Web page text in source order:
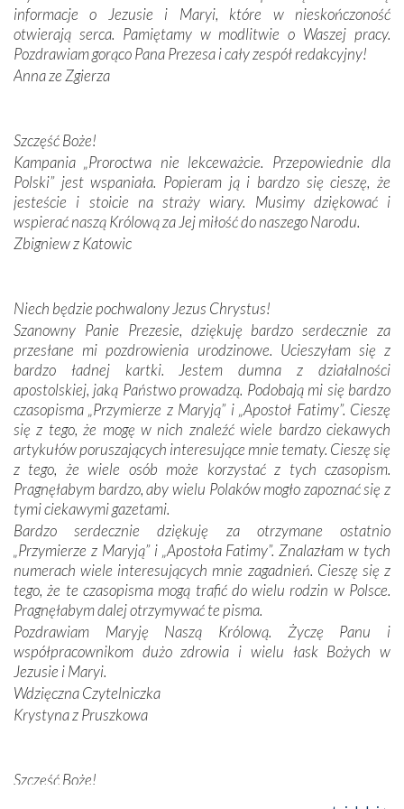
Krzyżową w ich rodzinnych stronach, odwiedziliśmy
domy, w których żyli.
W miejscu objawień Matki Bożej zapaliliśmy świece
Podczas tej kilkudniowej wyprawy na każdym kroku
spotykaliśmy się z serdeczną otwartością
Portugalczyków. Podziwialiśmy ich ludową sztukę i
zwyczaje. Mimo że nasze kraje są od siebie bardzo
oddalone, w żaden sposób nie czuliśmy się obco.
Sprawiła to oczywiście sama Matka Boża, ale też
kulturowa bliskość biorąca swój początek w naszej
mieliśmy okazję przekonać się, że Maryja swoją opieką
otacza nie tylko nasz naród, lecz wszystkie nacje, które
się Jej ufnie oddają, a także każdą osobę, która zawierza
Jej siebie oraz swych bliskich.
Dzieje Portugalii to również historia wierności Bogu i
odstępstw, także w życiu władców. Trudne momenty w
wymiarze tak osobistym, jak i zbiorowym, przypominają o
konieczności ciągłego zabiegania o własną duszę i o łaskę
Opatrzności. Wierność przynosi pomyślność –
przynajmniej w życiu duchowym. Odstępstwo owocuje
nieszczęściem i śmiercią. Te uniwersalne prawdy
przychodziły na myśl, gdy słuchaliśmy opowieści
przewodników o portugalskich monarchach i wodzach,
zwycięskich bitwach i nieszczęśliwych losach grzesznych
kochanków.
Byli tym razem pośród Apostołów Fatimy reprezentanci
każdego spośród żyjących pokoleń. Najmłodszy uczestnik
liczył sobie 13 lat, zaś senior, pan Zdzisław – już 94.
Całe życie marzyłem, by tu przyjechać
Nasza pielgrzymka nie byłaby tak bogata w duchową treść
informacje o Jezusie i Maryi, które w nieskończoność
otwierają serca. Pamiętamy w modlitwie o Waszej pracy.
Pozdrawiam gorąco Pana Prezesa i cały zespół redakcyjny!
Anna ze Zgierza
Szczęść Boże!
Kampania „Proroctwa nie lekceważcie. Przepowiednie dla
Polski” jest wspaniała. Popieram ją i bardzo się cieszę, że
jesteście i stoicie na straży wiary. Musimy dziękować i
wspierać naszą Królową za Jej miłość do naszego Narodu.
Zbigniew z Katowic
Niech będzie pochwalony Jezus Chrystus!
Szanowny Panie Prezesie, dziękuję bardzo serdecznie za
przesłane mi pozdrowienia urodzinowe. Ucieszyłam się z
bardzo ładnej kartki. Jestem dumna z działalności
apostolskiej, jaką Państwo prowadzą. Podobają mi się bardzo
czasopisma „Przymierze z Maryją” i „Apostoł Fatimy”. Cieszę
się z tego, że mogę w nich znaleźć wiele bardzo ciekawych
artykułów poruszających interesujące mnie tematy. Cieszę się
z tego, że wiele osób może korzystać z tych czasopism.
Pragnęłabym bardzo, aby wielu Polaków mogło zapoznać się z
tymi ciekawymi gazetami.
Bardzo serdecznie dziękuję za otrzymane ostatnio
„Przymierze z Maryją” i „Apostoła Fatimy”. Znalazłam w tych
numerach wiele interesujących mnie zagadnień. Cieszę się z
tego, że te czasopisma mogą trafić do wielu rodzin w Polsce.
Pragnęłabym dalej otrzymywać te pisma.
Pozdrawiam Maryję Naszą Królową. Życzę Panu i
współpracownikom dużo zdrowia i wielu łask Bożych w
Jezusie i Maryi.
Wdzięczna Czytelniczka
Krystyna z Pruszkowa
Szczęść Boże!